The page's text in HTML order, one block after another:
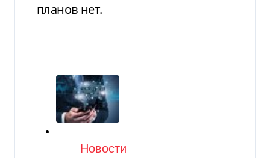
планов нет.
Категория
Новости